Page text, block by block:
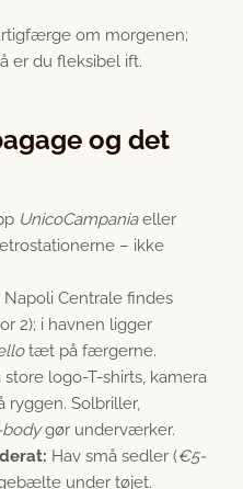
om morgenen;
er du fleksibel ift.
og det
UnicoCampaniaeller
– ikke
Napoli Centrale findes
2); i havnen ligger
tæt på færgerne.
store logo-T-shirts, kamera
Solbriller,
gør underværker.
Hav små sedler (€5-
under tøjet.